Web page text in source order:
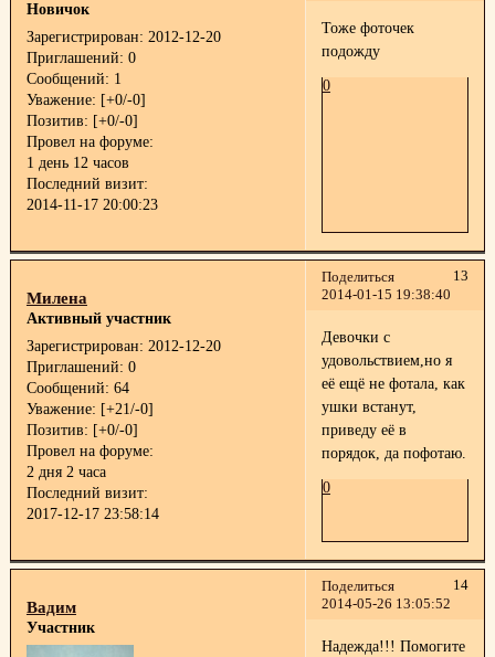
Новичок
Зарегистрирован: 2012-12-20
Приглашений: 0
Сообщений: 1
Уважение: [+0/-0]
Позитив: [+0/-0]
Провел на форуме:
1 день 12 часов
Последний визит:
2014-11-17 20:00:23
Тоже фоточек
подожду
0
Поделиться
13
2014-01-15 19:38:40
Милена
Активный участник
Зарегистрирован: 2012-12-20
Приглашений: 0
Сообщений: 64
Уважение: [+21/-0]
Позитив: [+0/-0]
Провел на форуме:
2 дня 2 часа
Последний визит:
2017-12-17 23:58:14
Девочки с
удовольствием,но я
её ещё не фотала, как
ушки встанут,
приведу её в
порядок, да пофотаю.
0
Поделиться
14
2014-05-26 13:05:52
Вадим
Участник
Надежда!!! Помогите